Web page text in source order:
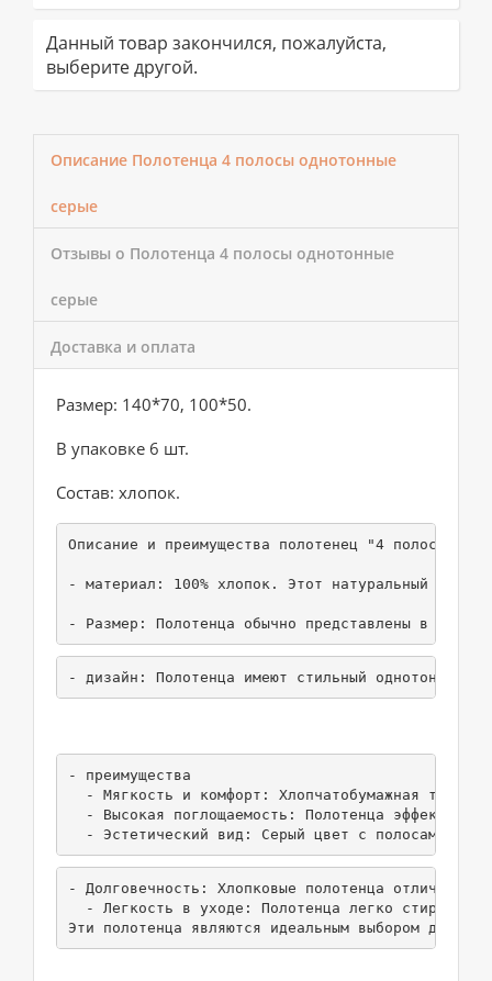
Данный товар закончился, пожалуйста,
выберите другой.
Описание Полотенца 4 полосы однотонные
серые
Отзывы о Полотенца 4 полосы однотонные
серые
Доставка и оплата
Размер: 140*70, 100*50.
В упаковке 6 шт.
Состав: хлопок.
Описание и преимущества полотенец "4 полосы
- материал: 100% хлопок. Этот натуральный
- Размер: Полотенца обычно представлены в
- дизайн: Полотенца имеют стильный однотонный
- преимущества
- Мягкость и комфорт: Хлопчатобумажная ткань
- Высокая поглощаемость: Полотенца
- Эстетический вид: Серый цвет с полосами
- Долговечность: Хлопковые полотенца
- Легкость в уходе: Полотенца легко стирать
Эти полотенца являются идеальным выбором для